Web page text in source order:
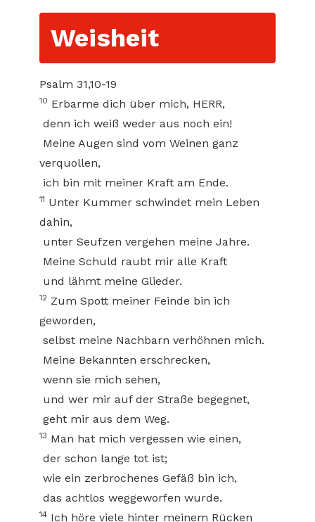
Weisheit
Psalm 31,10-19
10 Erbarme dich über mich, HERR,
denn ich weiß weder aus noch ein!
Meine Augen sind vom Weinen ganz
verquollen,
ich bin mit meiner Kraft am Ende.
11 Unter Kummer schwindet mein Leben
dahin,
unter Seufzen vergehen meine Jahre.
Meine Schuld raubt mir alle Kraft
und lähmt meine Glieder.
12 Zum Spott meiner Feinde bin ich
geworden,
selbst meine Nachbarn verhöhnen mich.
Meine Bekannten erschrecken,
wenn sie mich sehen,
und wer mir auf der Straße begegnet,
geht mir aus dem Weg.
13 Man hat mich vergessen wie einen,
der schon lange tot ist;
wie ein zerbrochenes Gefäß bin ich,
das achtlos weggeworfen wurde.
14 Ich höre viele hinter meinem Rücken